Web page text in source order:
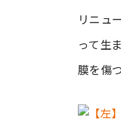
リニュ
って生
膜を傷